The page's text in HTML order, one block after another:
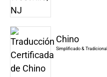
Chino
Simplificado & Tradicional